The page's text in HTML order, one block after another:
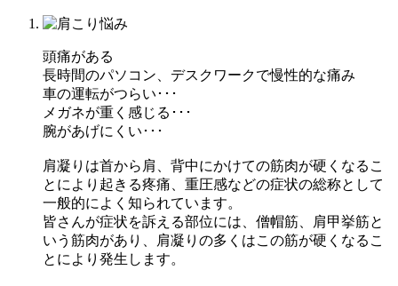
頭痛がある
長時間のパソコン、デスクワークで慢性的な痛み
車の運転がつらい･･･
メガネが重く感じる･･･
腕があげにくい･･･
肩凝りは首から肩、背中にかけての筋肉が硬くなるこ
とにより起きる疼痛、重圧感などの症状の総称として
一般的によく知られています。
皆さんが症状を訴える部位には、僧帽筋、肩甲挙筋と
いう筋肉があり、肩凝りの多くはこの筋が硬くなるこ
とにより発生します。